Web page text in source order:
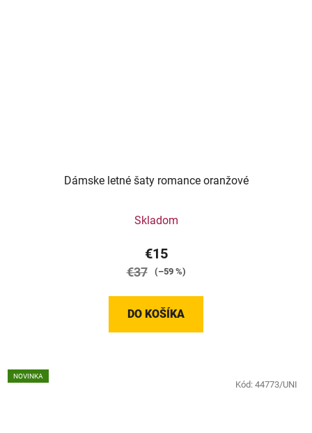
Dámske letné šaty romance oranžové
Skladom
€15
€37 (–59 %)
DO KOŠÍKA
NOVINKA
Kód: 44773/UNI